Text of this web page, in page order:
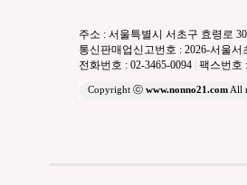
주소 : 서울특별시 서초구 효령로
통신판매업신고번호 : 2026-서울서
전화번호 : 02-3465-0094 팩스번호 :
Copyright ⓒ www.nonno21.comAll